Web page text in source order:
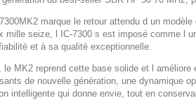
marque le retour attendu d un
mille seize, l IC-7300 s est imposé comme l
et à sa qualité exceptionnelle.
le MK2 reprend cette base solide et l améliore
de nouvelle génération, une dynamique
intelligente qui donne envie, tout en